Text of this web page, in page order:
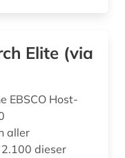
Elite (via
EBSCO Host-
aller
dieser